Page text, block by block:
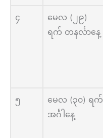
၄
မေလ (၂၉)
ရက် တနင်္လာနေ့
၅
မေလ (၃၀) ရက်
အင်္ဂါနေ့